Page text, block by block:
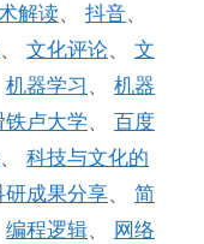
解读、 抖音、
、 文化评论、 文
机器学习 、 机器
铁卢大学、 百度
、 科技与文化的
研成果分享、 简
编程逻辑、 网络